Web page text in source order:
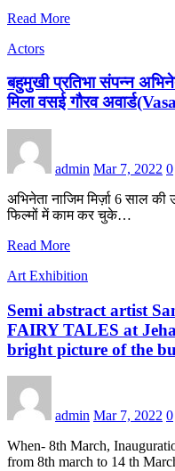
Read More
Actors
बहुमुखी प्रतिभा संपन्न
मिला वसई गौरव
admin Mar 7, 2022 0
अभिनेता नाजिम मिर्ज़ा 6 साल की
फिल्मों में काम कर चुके…
Read More
Art Exhibition
Semi abstract artist
FAIRY TALES at
bright picture of the
admin Mar 7, 2022 0
When- 8th March,
from 8th march to 14 th